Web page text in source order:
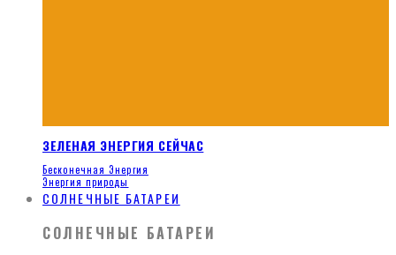
ЗЕЛЕНАЯ ЭНЕРГИЯ СЕЙЧАС
Бесконечная Энергия
Энергия природы
СОЛНЕЧНЫЕ БАТАРЕИ
СОЛНЕЧНЫЕ БАТАРЕИ